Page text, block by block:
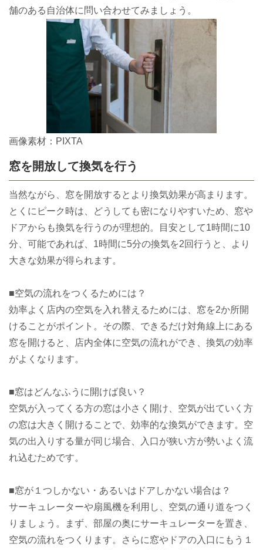
舗のある自治体に問い合わせてみましょう。
画像素材：PIXTA
窓を開放して換気を行う
当然ながら、窓を開放するとより換気効果が高まります。
とくにピーク時は、どうしても密になりやすいため、窓や
ドアからも換気を行うのが理想的。目安として1時間に10
分、可能であれば、1時間に5分の換気を2回行うと、より
大きな効果が得られます。
■空気の流れをつくるためには？
効率よく店内の空気を入れ替えるためには、窓を2か所開
けることがポイント。その際、できるだけ対角線上にある
窓を開けると、店内全体に空気の流れができ、換気の効率
がよくなります。
■窓はどんなふうに開けば良い？
空気が入ってくる方の窓は小さく開け、空気が出ていく方
の窓は大きく開けることで、効率的な換気ができます。空
気の出入りする量が同じ場合、入口が狭い方が勢いよく流
れ込むためです。
■窓が１つしかない・あるいはドアしかない場合は？
サーキュレーターや扇風機を利用し、空気の通り道をつく
りましょう。まず、部屋の奥にサーキュレーターを置き、
空気の流れをつくります。さらに窓やドアの入口にもう１